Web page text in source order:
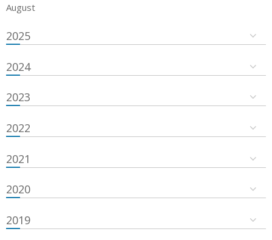
August
2025
2024
2023
2022
2021
2020
2019